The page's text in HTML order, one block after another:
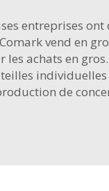
entreprises ont
vend en
achats en
individuelles
de